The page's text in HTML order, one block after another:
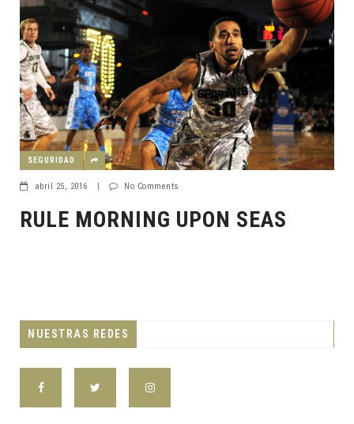
SEGURIDAD
abril 25, 2016 No Comments
RULE MORNING UPON SEAS
NUESTRAS REDES